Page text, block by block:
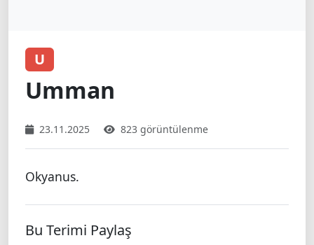
U
Umman
23.11.2025 823 görüntülenme
Okyanus.
Bu Terimi Paylaş